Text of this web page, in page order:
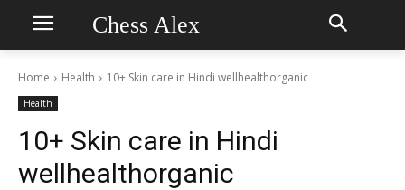
Chess Alex
Home Health 10+ Skin care in Hindi wellhealthorganic
Health
10+ Skin care in Hindi
wellhealthorganic